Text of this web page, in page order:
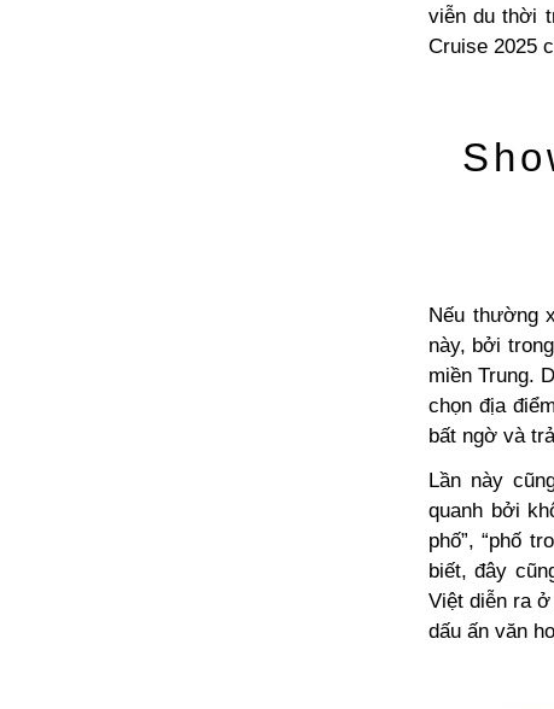
viễn du thời
Cruise 2025
Nếu thường
này, bởi
miền Trung.
chọn địa
bất ngờ và
Lần này
quanh bởi
phố”, “phố
biết, đây
Việt diễn ra
dấu ấn văn